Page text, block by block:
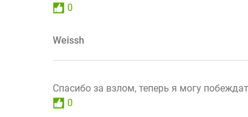
0
Weissh
Спасибо за взлом, теперь я могу
0